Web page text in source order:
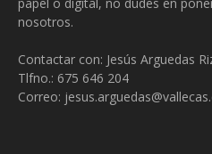
nosotros.
Contactar con: Jesús Arguedas
Tlfno.: 675 646 204
Correo: